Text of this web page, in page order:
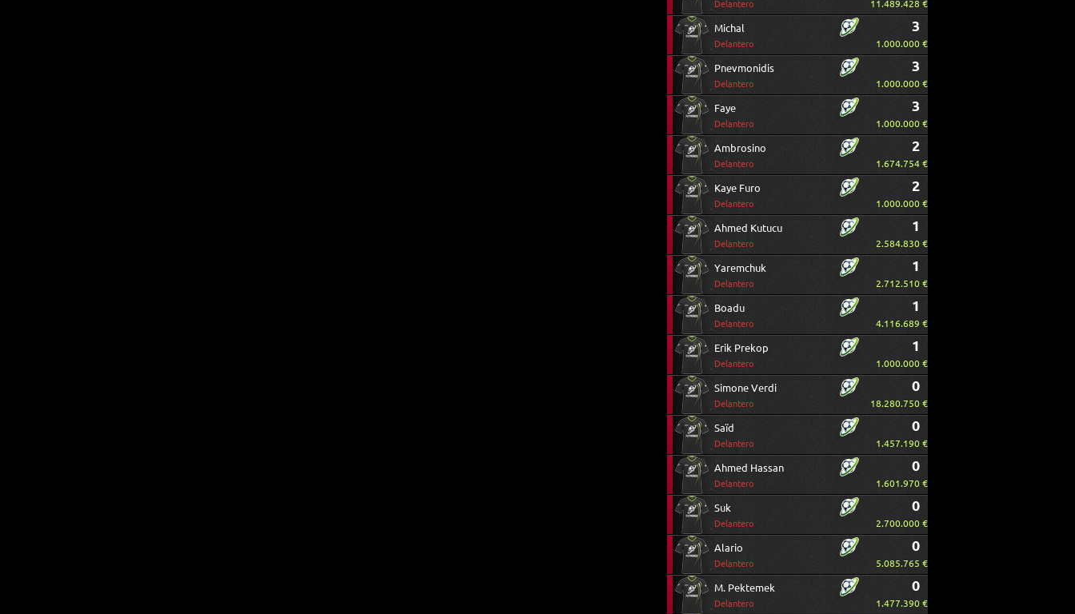
Delantero 11.489.428 €
Michal
Delantero
3
1.000.000 €
Pnevmonidis
Delantero
3
1.000.000 €
Faye
Delantero
3
1.000.000 €
Ambrosino
Delantero
2
1.674.754 €
Kaye Furo
Delantero
2
1.000.000 €
Ahmed Kutucu
Delantero
1
2.584.830 €
Yaremchuk
Delantero
1
2.712.510 €
Boadu
Delantero
1
4.116.689 €
Erik Prekop
Delantero
1
1.000.000 €
Simone Verdi
Delantero
0
18.280.750 €
Saïd
Delantero
0
1.457.190 €
Ahmed Hassan
Delantero
0
1.601.970 €
Suk
Delantero
0
2.700.000 €
Alario
Delantero
0
5.085.765 €
M. Pektemek
Delantero
0
1.477.390 €